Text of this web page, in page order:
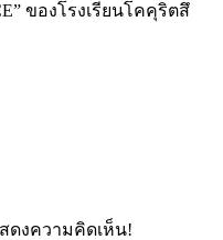
ของโรงเรียนโคคุริตสึ
ดงความคิดเห็น!